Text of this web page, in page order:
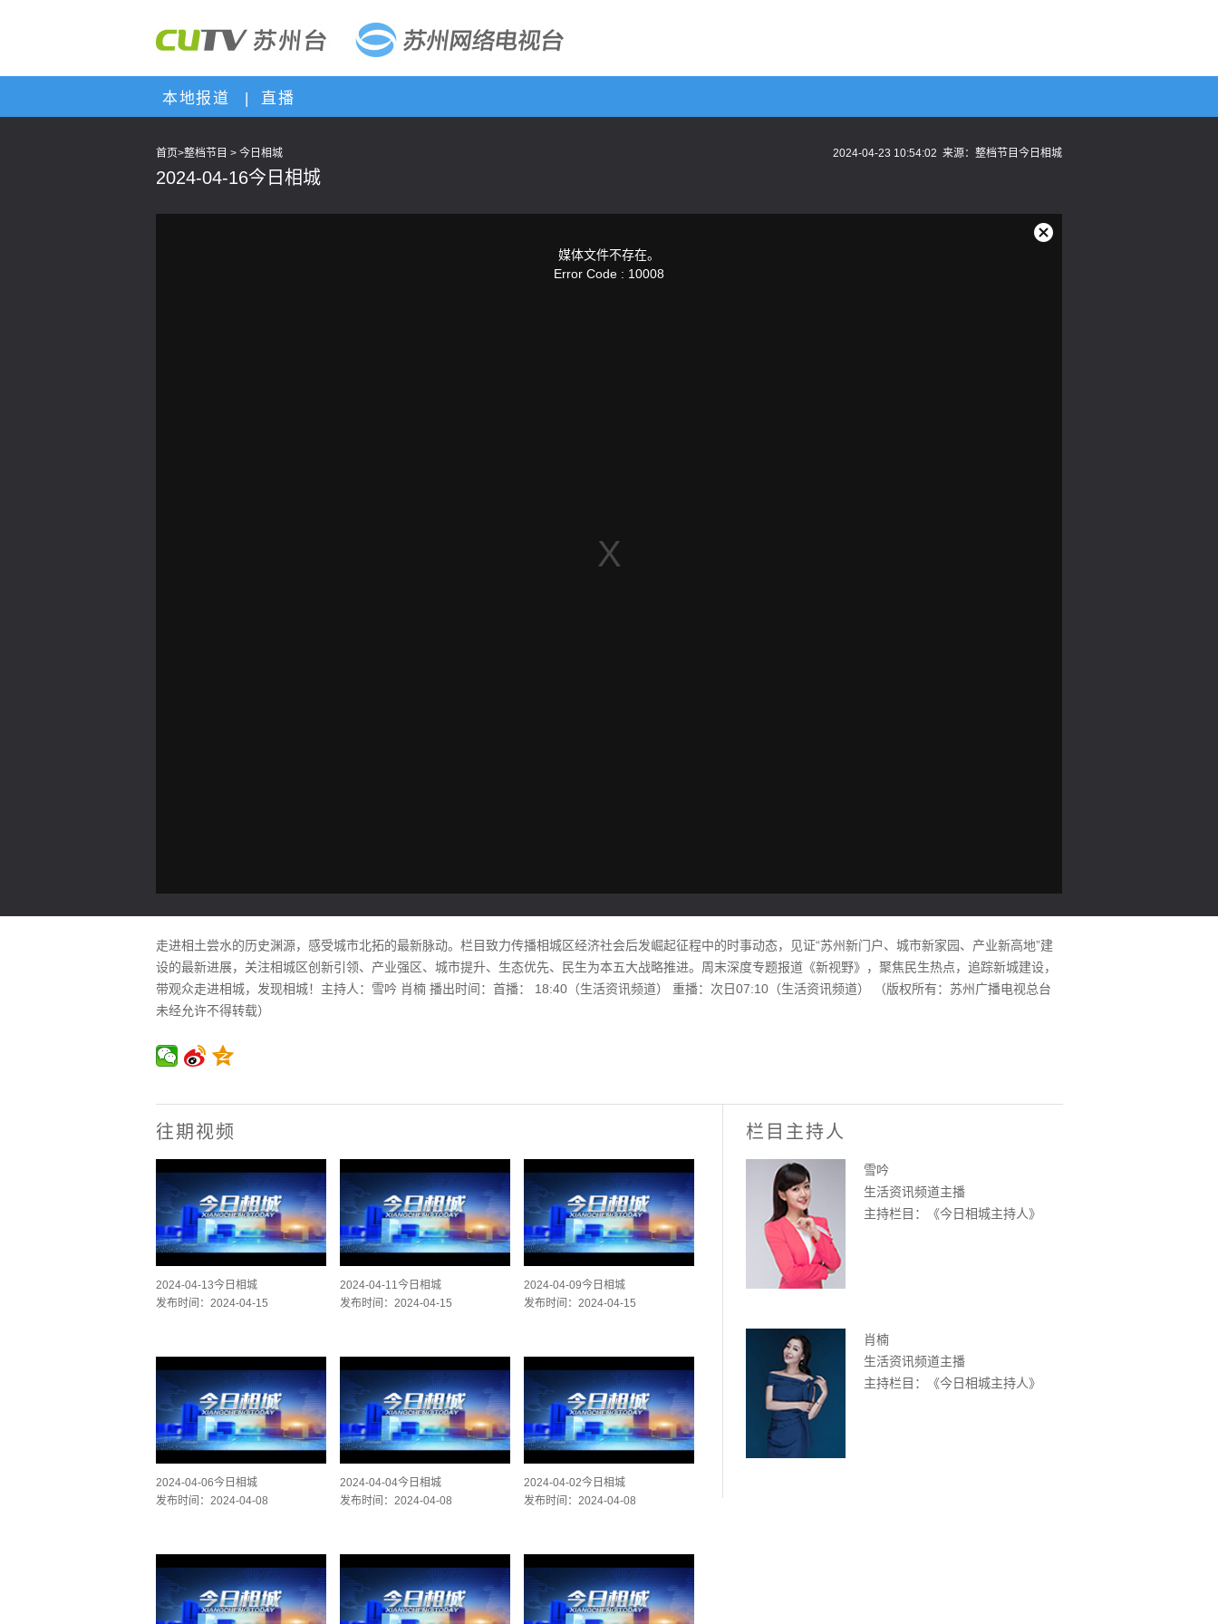
本地报道 | 直播
首页>整档节目 > 今日相城 2024-04-23 10:54:02 来源： 整档节目今日相城
2024-04-16今日相城
媒体文件不存在。
Error Code : 10008
关
走进相土尝水的历史渊源，感受城市北拓的最新脉动。栏目致力传播相城区经济社会后发崛起征程中的时事动态，见证“苏州新门户、城市新家园、产业新高地”建
设的最新进展，关注相城区创新引领、产业强区、城市提升、生态优先、民生为本五大战略推进。周末深度专题报道《新视野》，聚焦民生热点，追踪新城建设，
带观众走进相城，发现相城！主持人：雪吟 肖楠 播出时间：首播： 18:40（生活资讯频道） 重播：次日07:10（生活资讯频道） （版权所有：苏州广播电视总台
未经允许不得转载）
往期视频
2024-04-13今日相城
发布时间：2024-04-15
2024-04-11今日相城
发布时间：2024-04-15
2024-04-09今日相城
发布时间：2024-04-15
2024-04-06今日相城
发布时间：2024-04-08
2024-04-04今日相城
发布时间：2024-04-08
2024-04-02今日相城
发布时间：2024-04-08
栏目主持人
雪吟
生活资讯频道主播
主持栏目：《今日相城主持人》
肖楠
生活资讯频道主播
主持栏目：《今日相城主持人》